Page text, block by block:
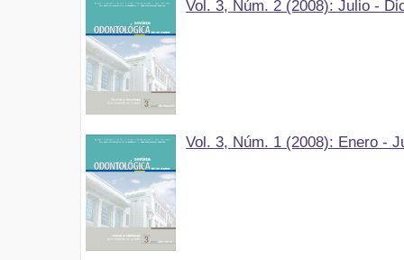
Vol. 3, Núm. 2 (2008): Julio -
Vol. 3, Núm. 1 (2008): Enero -